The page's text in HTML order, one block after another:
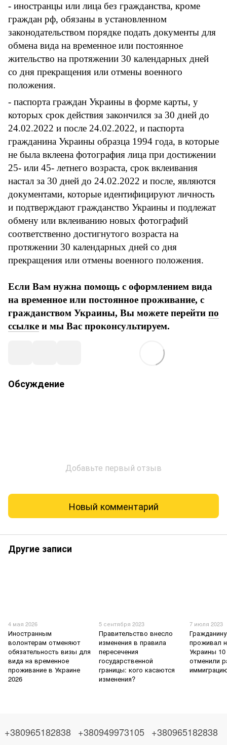
- иностранцы или лица без гражданства, кроме
граждан рф, обязаны в установленном
законодательством порядке подать документы для
обмена вида на временное или постоянное
жительство на протяжении 30 календарных дней
со дня прекращения или отмены военного
положения.
- паспорта граждан Украины в форме карты, у
которых срок действия закончился за 30 дней до
24.02.2022 и после 24.02.2022, и паспорта
гражданина Украины образца 1994 года, в которые
не была вклеена фотография лица при достижении
25- или 45- летнего возраста, срок вклеивания
настал за 30 дней до 24.02.2022 и после, являются
документами, которые идентифицируют личность
и подтверждают гражданство Украины и подлежат
обмену или вклеиванию новых фотографий
соответственно достигнутого возраста на
протяжении 30 календарных дней со дня
прекращения или отмены военного положения.
Если Вам нужна помощь с оформлением вида
на временное или постоянное проживание, с
гражданством Украины, Вы можете перейти по
ссылке и мы Вас проконсультируем.
Обсуждение
Добавьте первый отзыв
Новый комментарий
Другие записи
4 мая 2026
Иностранным
волонтерам отменяют
обязательность визы для
вида на временное
проживание в Украине
2026
5 сентября 2023
Правительство внесло
изменения в правила
пересечения
государственной
границы: кого касаются
изменения?
7 июля 2023
проживал
Украины
отменили
+380965182838 +380949973105 +380965182838